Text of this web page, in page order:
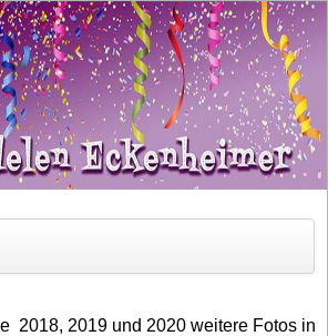
2018, 2019 und 2020 weitere Fotos in